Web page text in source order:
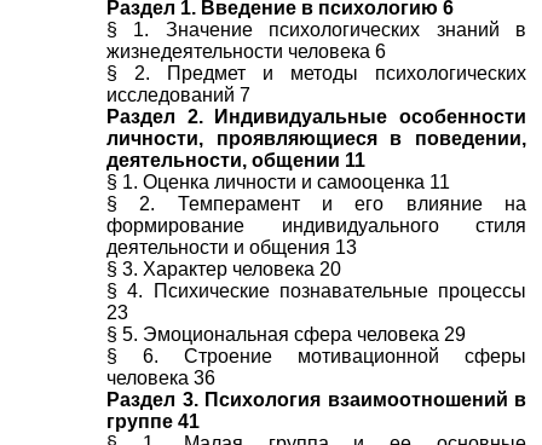
Раздел 1. Введение в психологию 6
§ 1. Значение психологических знаний в
жизнедеятельности человека 6
§ 2. Предмет и методы психологических
исследований 7
Раздел 2. Индивидуальные особенности
личности, проявляющиеся в поведении,
деятельности, общении 11
§ 1. Оценка личности и самооценка 11
§ 2. Темперамент и его влияние на
формирование индивидуального стиля
деятельности и общения 13
§ 3. Характер человека 20
§ 4. Психические познавательные процессы
23
§ 5. Эмоциональная сфера человека 29
§ 6. Строение мотивационной сферы
человека 36
Раздел 3. Психология взаимоотношений в
группе 41